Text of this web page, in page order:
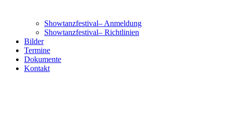
Showtanzfestival– Anmeldung
Showtanzfestival– Richtlinien
Bilder
Termine
Dokumente
Kontakt